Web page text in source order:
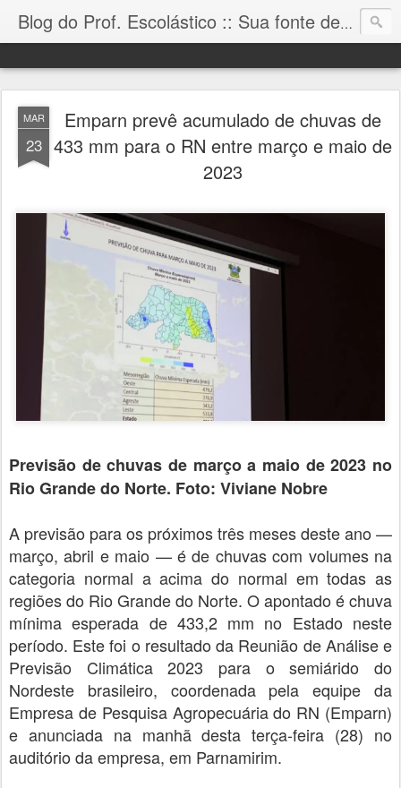
Blog do Prof. Escolástico :: Sua fonte de informação!
MAR
23
Emparn prevê acumulado de chuvas de
433 mm para o RN entre março e maio de
2023
Previsão de chuvas de março a maio de 2023 no
Rio Grande do Norte. Foto: Viviane Nobre
A previsão para os próximos três meses deste ano —
março, abril e maio — é de chuvas com volumes na
categoria normal a acima do normal em todas as
regiões do Rio Grande do Norte. O apontado é chuva
mínima esperada de 433,2 mm no Estado neste
período. Este foi o resultado da Reunião de Análise e
Previsão Climática 2023 para o semiárido do
Nordeste brasileiro, coordenada pela equipe da
Empresa de Pesquisa Agropecuária do RN (Emparn)
e anunciada na manhã desta terça-feira (28) no
auditório da empresa, em Parnamirim.